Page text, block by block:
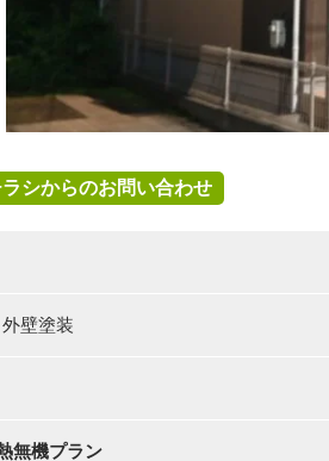
シからのお問い合わせ
壁塗装
無機プラン